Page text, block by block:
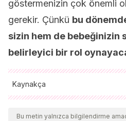
göstermenizin çok önemli
gerekir. Çünkü bu
sizin hem de bebeğinizin
belirleyici bir rol
Kaynakça
Tüm alıntı yapılan kaynaklar,
güncelliklerini ve geçerliliklerini
Bu metin yalnızca bilgilendirme